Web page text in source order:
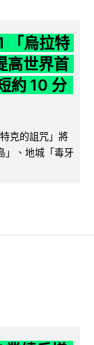
「烏拉特
高世界首
約 10 分
克的詛咒」將
」、地城「毒牙